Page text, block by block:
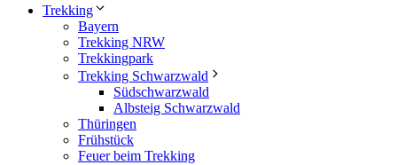
Trekking
Bayern
Trekking NRW
Trekkingpark
Trekking Schwarzwald
Südschwarzwald
Albsteig Schwarzwald
Thüringen
Frühstück
Feuer beim Trekking